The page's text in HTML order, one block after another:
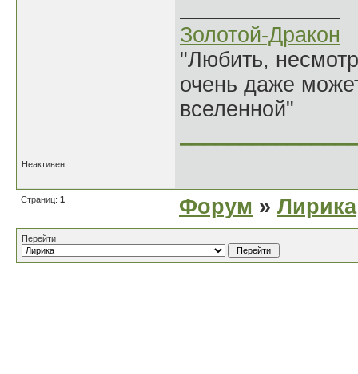
Золотой-Дракон
"Любить,
очень даже
вселенной"
Неактивен
Страниц: 1 Форум » Лирика
Перейти